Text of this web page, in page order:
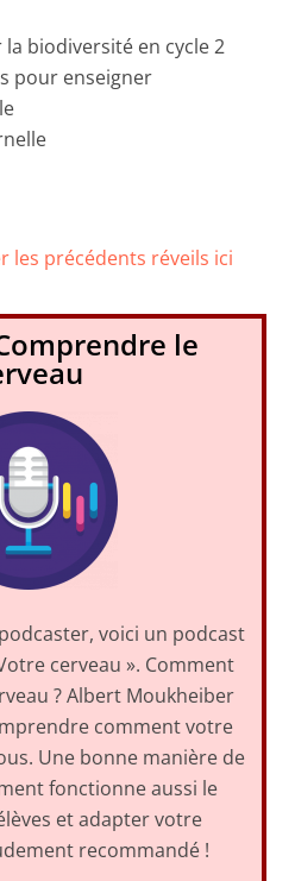
biodiversité en cycle 2
pour enseigner
les précédents réveils ici
le
voici un podcast
cerveau ». Comment
? Albert Moukheiber
comment votre
Une bonne manière de
fonctionne aussi le
et adapter votre
recommandé !